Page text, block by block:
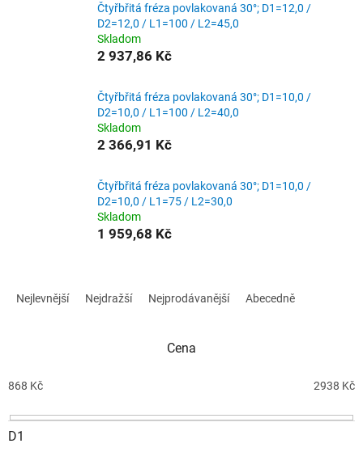
Čtyřbřitá fréza povlakovaná 30°; D1=12,0 /
D2=12,0 / L1=100 / L2=45,0
Skladom
2 937,86 Kč
Čtyřbřitá fréza povlakovaná 30°; D1=10,0 /
D2=10,0 / L1=100 / L2=40,0
Skladom
2 366,91 Kč
Čtyřbřitá fréza povlakovaná 30°; D1=10,0 /
D2=10,0 / L1=75 / L2=30,0
Skladom
1 959,68 Kč
p
o
d
Nejlevnější Nejdražší Nejprodávanější Abecedně
Cena
868 Kč 2938 Kč
D1